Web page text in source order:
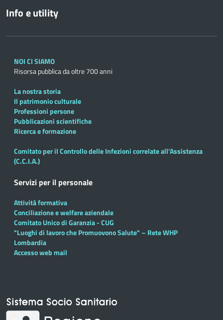
Info e utility
NOI CI SIAMO
Risorsa pubblica da oltre 700 anni
La nostra storia
Il patrimonio culturale
Professioni persone
Pubblicazioni scientifiche
Ricerca e formazione
Comitato per il Controllo delle Infezioni correlate all’Assistenza
(C.C.I.A.)
Servizi per il personale
Attività formativa
Conciliazione e welfare aziendale
Comitato Unico di Garanzia - CUG
"Luoghi di lavoro che Promuovono Salute" – Rete WHP
Lombardia
Accesso web mail